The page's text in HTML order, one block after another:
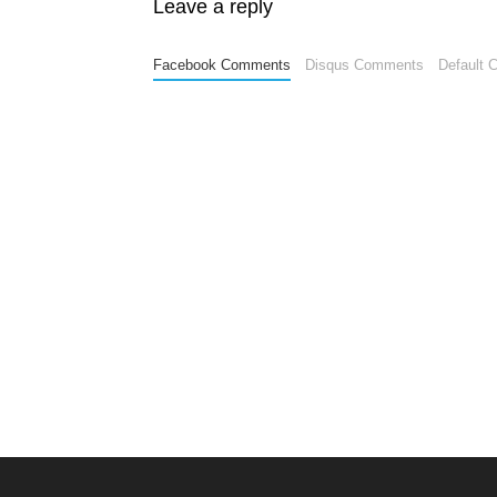
Leave a reply
Facebook Comments Disqus Comments Default